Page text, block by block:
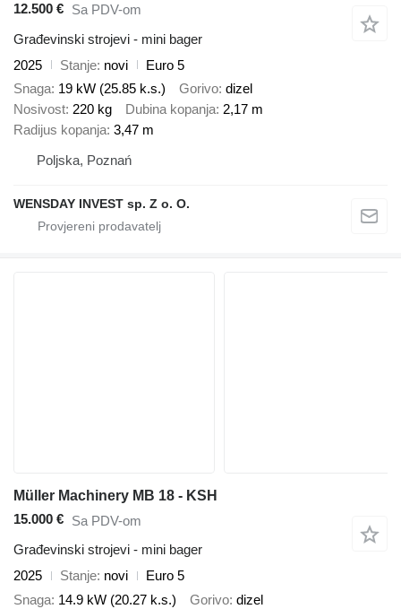
12.500 € Sa PDV-om
Građevinski strojevi - mini bager
2025
Stanje novi
Euro 5
Snaga 19 kW (25.85 k.s.) Gorivo dizel
Nosivost 220 kg Dubina kopanja 2,17 m
Radijus kopanja 3,47 m
Poljska, Poznań
WENSDAY INVEST sp. Z o. O.
Müller Machinery MB 18 - KSH
15.000 € Sa PDV-om
Građevinski strojevi - mini bager
2025
Stanje novi
Euro 5
Snaga 14.9 kW (20.27 k.s.) Gorivo dizel